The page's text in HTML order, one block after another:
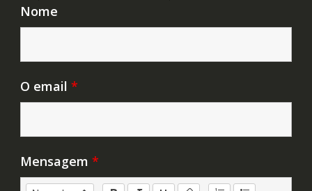
Nome
O email *
Mensagem *